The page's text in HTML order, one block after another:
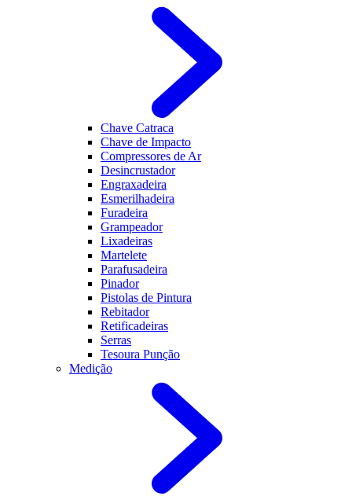
Chave Catraca
Chave de Impacto
Compressores de Ar
Desincrustador
Engraxadeira
Esmerilhadeira
Furadeira
Grampeador
Lixadeiras
Martelete
Parafusadeira
Pinador
Pistolas de Pintura
Rebitador
Retificadeiras
Serras
Tesoura Punção
Medição